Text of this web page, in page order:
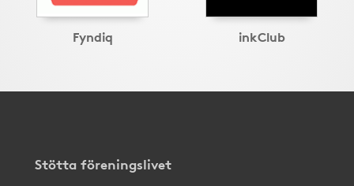
Fyndiq inkClub
Stötta föreningslivet